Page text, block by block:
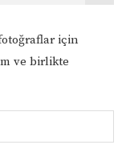
için
ve birlikte